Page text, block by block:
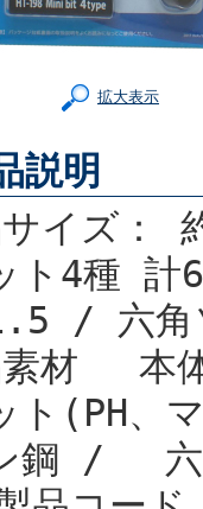
拡大表示
説明
サイズ：
ト4種
/ 六
素材 本
ト(PH、
鋼 / 六